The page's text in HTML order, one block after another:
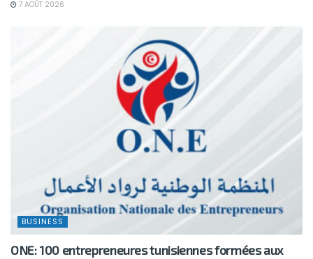
7 AOÛT 2026
BUSINESS
ONE: 100 entrepreneures tunisiennes formées aux